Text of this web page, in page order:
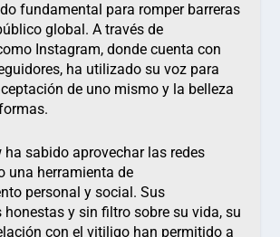
fundamental para romper barreras
global. A través de
Instagram, donde cuenta con
ha utilizado su voz para
de uno mismo y la belleza
ha sabido aprovechar las redes
una herramienta de
personal y social. Sus
honestas y sin filtro sobre su vida, su
con el vitiligo han permitido a